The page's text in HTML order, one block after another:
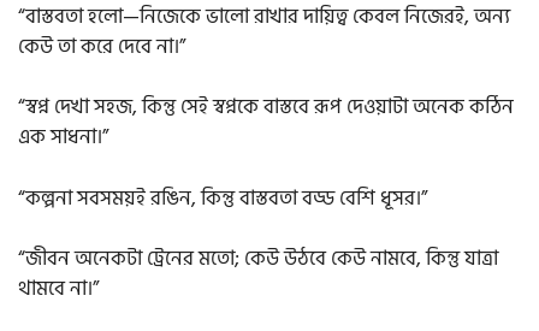
“বাস্তবতা হলো—নিজেকে ভালো রাখার দায়িত্ব কেবল নিজেরই, অন্য
কেউ তা করে দেবে না।”
“স্বপ্ন দেখা সহজ, কিন্তু সেই স্বপ্নকে বাস্তবে রূপ দেওয়াটা অনেক কঠিন
এক সাধনা।”
“কল্পনা সবসময়ই রঙিন, কিন্তু বাস্তবতা বড্ড বেশি ধূসর।”
“জীবন অনেকটা ট্রেনের মতো; কেউ উঠবে কেউ নামবে, কিন্তু যাত্রা
থামবে না।”